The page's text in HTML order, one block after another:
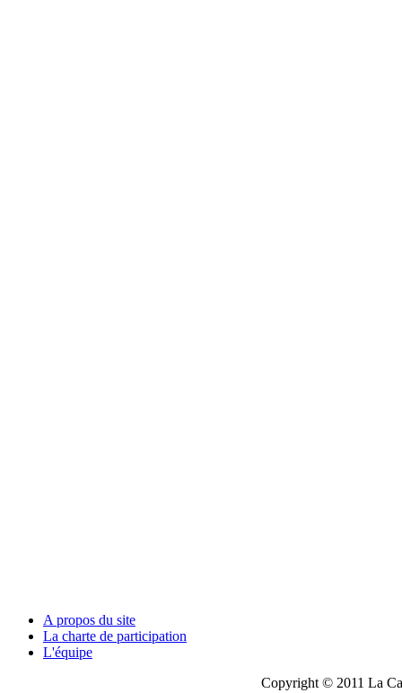
A propos du site
La charte de participation
L'équipe
Copyright © 2011 La